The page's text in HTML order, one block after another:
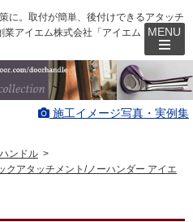
に。取付が簡単、後付けできるアタッチ
アイエム株式会社「アイエムドア」】
施工イメージ写真・実例集
ンドル >
クアタッチメント/ノーハンダー アイエ